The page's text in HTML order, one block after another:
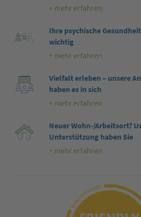
+ mehr erfahren
Ihre psychische
wichtig
+ mehr erfahren
Vielfalt erleben – unsere
haben es in sich
+ mehr erfahren
Neuer Wohn-/Arbeitsort?
Unterstützung haben Sie
+ mehr erfahren